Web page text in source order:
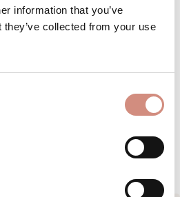
information that you’ve
collected from your use
beim